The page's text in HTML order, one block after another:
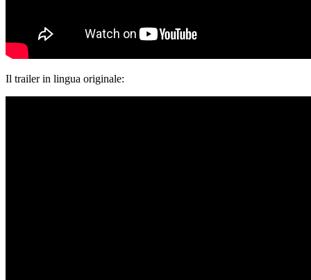
Il trailer in lingua originale: